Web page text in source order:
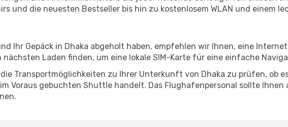
und die neuesten Bestseller bis hin zu kostenlosem WLAN und einem
Ihr Gepäck in Dhaka abgeholt haben, empfehlen wir Ihnen, eine
nächsten Laden finden, um eine lokale SIM-Karte für eine einfache
Transportmöglichkeiten zu Ihrer Unterkunft von Dhaka zu prüfen, ob
Voraus gebuchten Shuttle handelt. Das Flughafenpersonal sollte